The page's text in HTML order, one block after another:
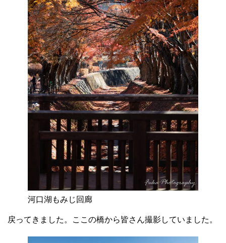
河口湖もみじ回廊
戻ってきました。ここの橋から皆さん撮影していました。